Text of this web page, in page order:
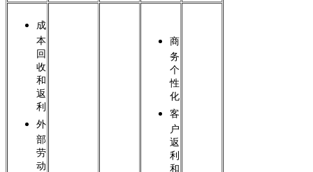
成
本
回
收
和
返
利
外
部
劳
动
商
务
个
性
化
客
户
返
利
和